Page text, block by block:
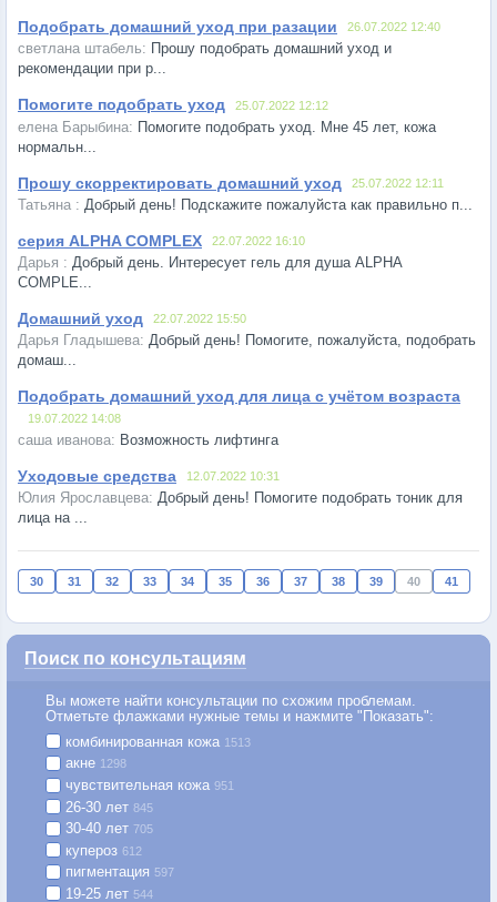
Подобрать домашний уход при разации 26.07.2022 12:40
Прошу подобрать домашний уход и
рекомендации при р...
Помогите подобрать уход 25.07.2022 12:12
Помогите подобрать уход. Мне 45 лет, кожа
нормальн...
Прошу скорректировать домашний уход 25.07.2022 12:11
Добрый день! Подскажите пожалуйста как правильно п...
серия ALPHA COMPLEX 22.07.2022 16:10
Добрый день. Интересует гель для душа ALPHA
COMPLE...
Домашний уход 22.07.2022 15:50
Добрый день! Помогите, пожалуйста, подобрать
домаш...
Подобрать домашний уход для лица с учётом возраста
19.07.2022 14:08
Возможность лифтинга
Уходовые средства 12.07.2022 10:31
Добрый день! Помогите подобрать тоник для
лица на ...
30 31 32 33 34 35 36 37 38 39 40 41
Поиск по консультациям
Вы можете найти консультации по схожим проблемам.
Отметьте флажками нужные темы и нажмите "Показать":
комбинированная кожа 1513
акне 1298
чувствительная кожа 951
26-30 лет 845
30-40 лет 705
купероз 612
пигментация 597
19-25 лет 544